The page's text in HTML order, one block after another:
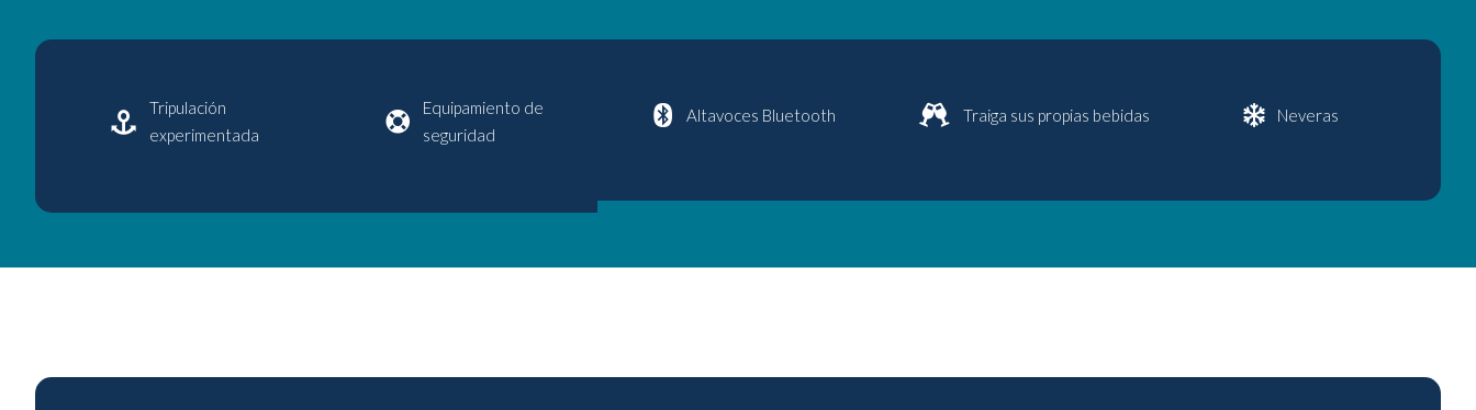
Tripulación
experimentada
Equipamiento de
seguridad
Altavoces Bluetooth Traiga sus propias bebidas Neveras